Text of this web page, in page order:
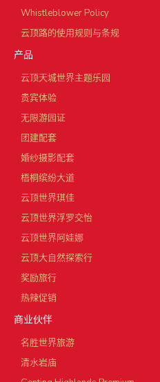
Whistleblower Policy
云顶路的使用规则与条规
产品
云顶天城世界主题乐园
贵宾体验
无限游园证
团建配套
婚纱摄影配套
梧桐缤纷大道
云顶世界琪佳
云顶世界浮罗交怡
云顶世界阿娃娜
云顶大自然探索行
奖励旅行
热辣促销
商业伙伴
名胜世界旅游
清水岩庙